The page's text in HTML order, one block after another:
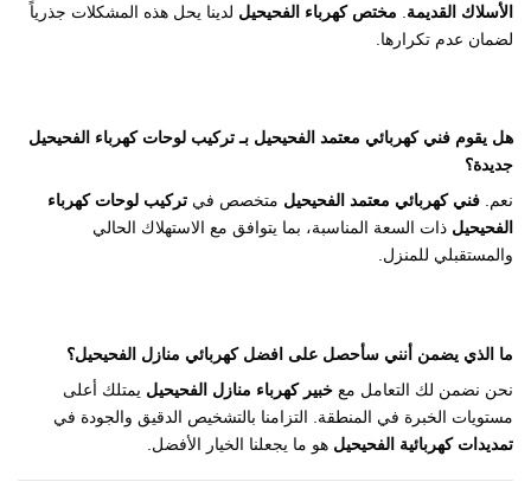
الأسلاك القديمة
مختص كهرباء الفحيحيل لدينا يحل هذه المشكلات جذرياً
لضمان عدم تكرارها.
هل يقوم فني كهربائي معتمد الفحيحيل بـتركيب لوحات كهرباء الفحيحيل
جديدة؟
نعم. فني كهربائي معتمد الفحيحيل متخصص في تركيب لوحات كهرباء
الفحيحيل ذات السعة المناسبة، بما يتوافق مع الاستهلاك الحالي
والمستقبلي للمنزل.
ما الذي يضمن أنني سأحصل على افضل كهربائي منازل الفحيحيل؟
نحن نضمن لك التعامل مع خبير كهرباء منازل الفحيحيل يمتلك أعلى
مستويات الخبرة في المنطقة. التزامنا بالتشخيص الدقيق والجودة في
تمديدات كهربائية الفحيحيل هو ما يجعلنا الخيار الأفضل.